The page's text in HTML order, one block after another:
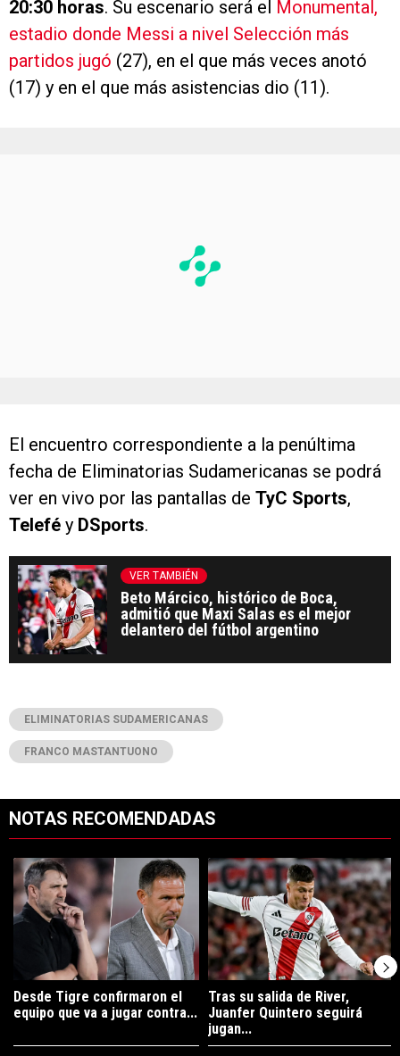
20:30 horas. Su escenario será el Monumental,
estadio donde Messi a nivel Selección más
partidos jugó (27), en el que más veces anotó
(17) y en el que más asistencias dio (11).
El encuentro correspondiente a la penúltima
fecha de Eliminatorias Sudamericanas se podrá
ver en vivo por las pantallas de TyC Sports,
Telefé y DSports.
VER TAMBIÉN
Beto Márcico, histórico de Boca,
admitió que Maxi Salas es el mejor
delantero del fútbol argentino
ELIMINATORIAS SUDAMERICANAS
FRANCO MASTANTUONO
NOTAS RECOMENDADAS
Un artículo de tendencia con el título "Desde Tigre confirmaron el
Desde Tigre confirmaron el
equipo que va a jugar contra...
Un artículo de tendencia con el
Tras su salida de River,
Juanfer Quintero seguirá
jugan...